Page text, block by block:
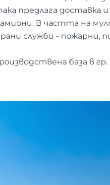
предлага
В частта на
служби - пожарни,
база в